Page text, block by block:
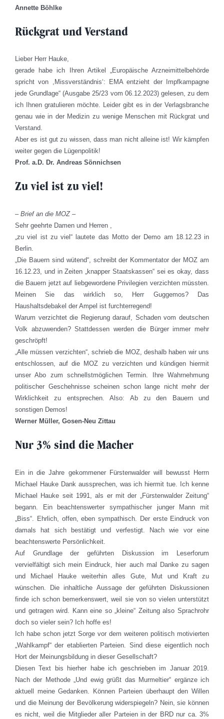
Annette Böhlke
Rückgrat und Verstand
Lieber Herr Hauke,
gerade habe ich Ihren Artikel „Europäische Arzneimittelbehörde
spricht von ,Missverständnis‘: EMA entzieht der Impfkampagne
jede Grundlage“ (Ausgabe 25/23 vom 06.12.2023) gelesen, zu dem
ich Ihnen gratulieren möchte. Leider gibt es in der Verlagsbranche
genau wie in der Medizin zu wenige Menschen mit Rückgrat und
Verstand.
Aber es ist gut zu wissen, dass man nicht alleine ist! Wir kämpfen
weiter gegen die Lügenpolitik!
Prof. a.D. Dr. Andreas Sönnichsen
Zu viel ist zu viel!
– Brief an die MOZ –
Sehr geehrte Damen und Herren ,
„zu viel ist zu viel“ lautete das Motto der Demo am 18.12.23 in
Berlin.
„Die Bauern sind wütend“, schreibt der Kommentator der MOZ am
16.12.23, und in Zeiten „knapper Staatskassen“ sei es okay, dass
die Bauern jetzt auf liebgewordene Privilegien verzichten müssten.
Meinen Sie das wirklich so, Herr Guggemos? Das
Haushaltsdebakel der Ampel ist furchterregend!
Warum verzichtet die Regierung darauf, Schaden vom deutschen
Volk abzuwenden? Stattdessen werden die Bürger immer mehr
geschröpft!
„Alle müssen verzichten“, schrieb die MOZ, deshalb haben wir uns
entschlossen, auf die MOZ zu verzichten und kündigen hiermit
unser Abo zum schnellstmöglichen Termin. Ihre Wahrnehmung
politischer Geschehnisse scheinen schon lange nicht mehr der
Wirklichkeit zu entsprechen. Also: Ab zu den Bauern und
sonstigen Demos!
Werner Müller, Gosen-Neu Zittau
Nur 3% sind die Macher
Ein in die Jahre gekommener Fürstenwalder will bewusst Herrn
Michael Hauke Dank aussprechen, was ich hiermit tue. Ich kenne
Michael Hauke seit 1991, als er mit der „Fürstenwalder Zeitung“
begann. Ein beachtenswerter sympathischer junger Mann mit
„Biss“. Ehrlich, offen, eben sympathisch. Der erste Eindruck von
damals hat sich bestätigt und verfestigt. Nach wie vor eine
beachtenswerte Persönlichkeit.
Auf Grundlage der geführten Diskussion im Leserforum
vervielfältigt sich mein Eindruck, hier auch mal Danke zu sagen
und Michael Hauke weiterhin alles Gute, Mut und Kraft zu
wünschen. Die inhaltliche Aussage der geführten Diskussionen
finde ich schon bemerkenswert, weil sie von so vielen unterstützt
und getragen wird. Kann eine so „kleine“ Zeitung also Sprachrohr
doch so vieler sein? Ich hoffe es!
Ich habe schon jetzt Sorge vor dem weiteren politisch motivierten
„Wahlkampf“ der etablierten Parteien. Sind diese eigentlich noch
Hort der Meinungsbildung in dieser Gesellschaft?
Diesen Text bis hierher habe ich geschrieben im Januar 2019.
Nach der Methode „Und ewig grüßt das Murmeltier“ ergänze ich
aktuell meine Gedanken. Können Parteien überhaupt den Willen
und die Meinung der Bevölkerung widerspiegeln? Nein, sie können
es nicht, weil die Mitglieder aller Parteien in der BRD nur ca. 3%